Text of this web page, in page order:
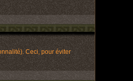
Ceci, pour éviter